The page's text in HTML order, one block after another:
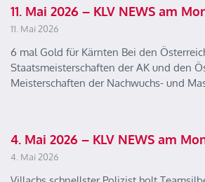
11. Mai 2026 – KLV NEWS am
11. Mai 2026
6 mal Gold für Kärnten Bei den
Staatsmeisterschaften der AK und den
Meisterschaften der Nachwuchs- und
4. Mai 2026 – KLV NEWS am
4. Mai 2026